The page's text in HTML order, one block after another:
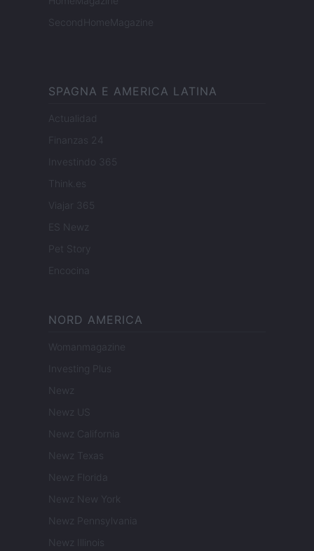
SecondHomeMagazine
SPAGNA E AMERICA LATINA
Actualidad
Finanzas 24
Investindo 365
Think.es
Viajar 365
ES Newz
Pet Story
Encocina
NORD AMERICA
Womanmagazine
Investing Plus
Newz
Newz US
Newz California
Newz Texas
Newz Florida
Newz New York
Newz Pennsylvania
Newz Illinois